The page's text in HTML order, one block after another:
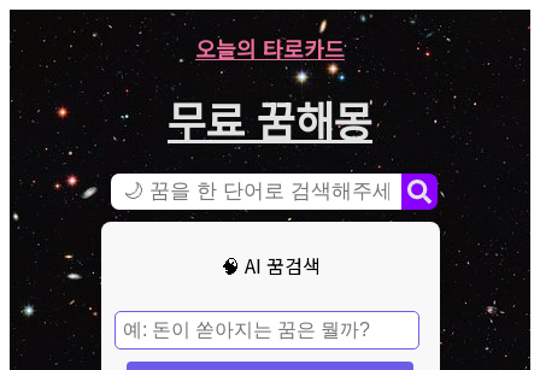
오늘의 타로카드
무료 꿈해몽
🧠 AI 꿈검색